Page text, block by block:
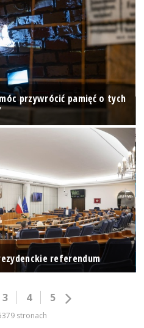
przywrócić pamięć o tych
referendum
3 4 5
stronach